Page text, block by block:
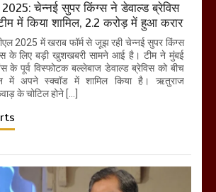
चेन्नई सुपर किंग्स ने डेवाल्ड ब्रेविस
में किया शामिल, 2.2 करोड़ में हुआ करार
2025 में खराब फॉर्म से जूझ रही चेन्नई सुपर किंग्स
के लिए बड़ी खुशखबरी सामने आई है। टीम ने मुंबई
के पूर्व विस्फोटक बल्लेबाज डेवाल्ड ब्रेविस को बीच
में अपने स्क्वॉड में शामिल किया है। ऋतुराज
के चोटिल होने […]